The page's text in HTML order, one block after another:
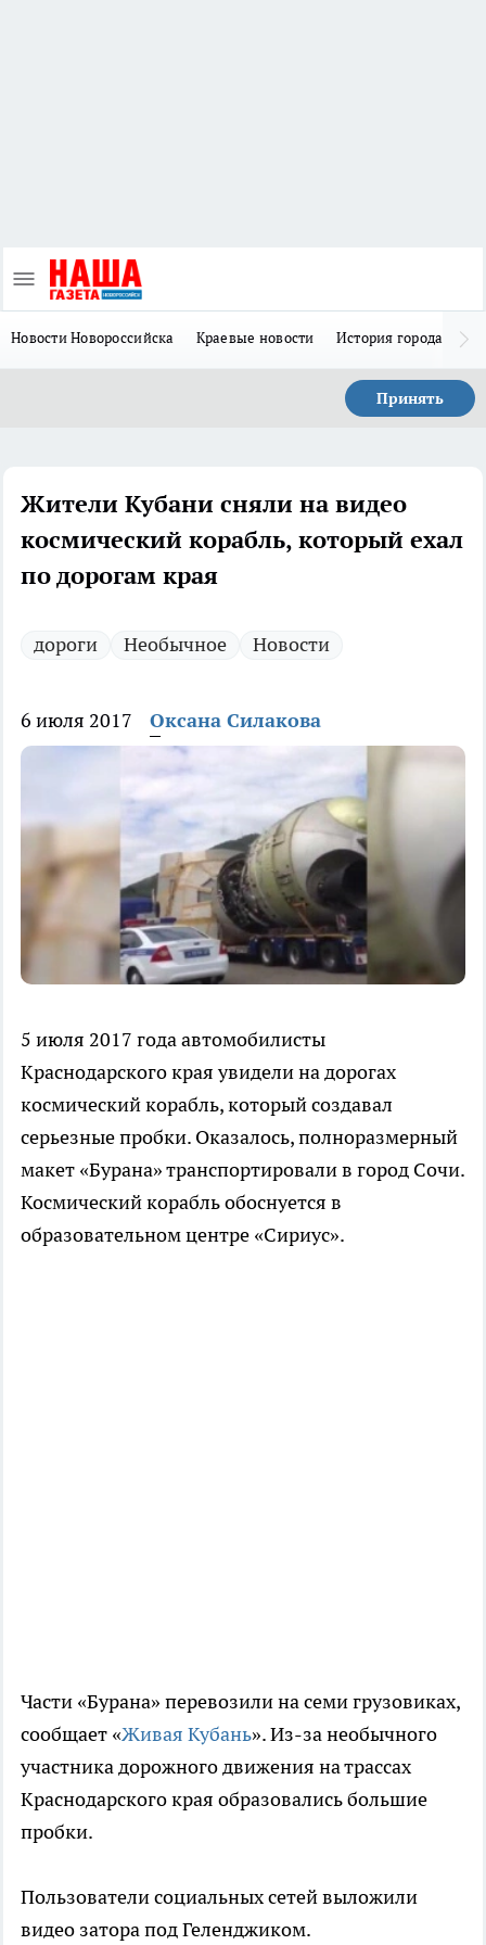
Новости Новороссийска Краевые новости История города Н
Принять
Жители Кубани сняли на видео
космический корабль, который ехал
по дорогам края
дороги Необычное Новости
6 июля 2017 Оксана Силакова
5 июля 2017 года автомобилисты
Краснодарского края увидели на дорогах
космический корабль, который создавал
серьезные пробки. Оказалось, полноразмерный
макет «Бурана» транспортировали в город Сочи.
Космический корабль обоснуется в
образовательном центре «Сириус».
Части «Бурана» перевозили на семи грузовиках,
сообщает «Живая Кубань». Из-за необычного
участника дорожного движения на трассах
Краснодарского края образовались большие
пробки.
Пользователи социальных сетей выложили
видео затора под Геленджиком.